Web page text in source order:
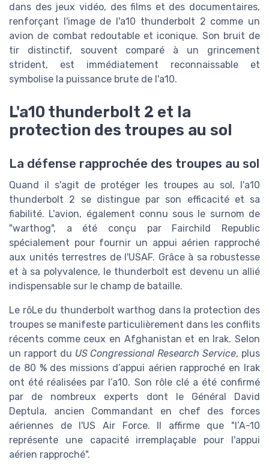
dans des jeux vidéo, des films et des documentaires,
renforçant l'image de l'a10 thunderbolt 2 comme un
avion de combat redoutable et iconique. Son bruit de
tir distinctif, souvent comparé à un grincement
strident, est immédiatement reconnaissable et
symbolise la puissance brute de l'a10.
L'a10 thunderbolt 2 et la
protection des troupes au sol
La défense rapprochée des troupes au sol
Quand il s'agit de protéger les troupes au sol, l'a10
thunderbolt 2 se distingue par son efficacité et sa
fiabilité. L'avion, également connu sous le surnom de
"warthog", a été conçu par Fairchild Republic
spécialement pour fournir un appui aérien rapproché
aux unités terrestres de l'USAF. Grâce à sa robustesse
et à sa polyvalence, le thunderbolt est devenu un allié
indispensable sur le champ de bataille.
Le rôLe du thunderbolt warthog dans la protection des
troupes se manifeste particulièrement dans les conflits
récents comme ceux en Afghanistan et en Irak. Selon
un rapport du US Congressional Research Service, plus
de 80 % des missions d’appui aérien rapproché en Irak
ont été réalisées par l’a10. Son rôle clé a été confirmé
par de nombreux experts dont le Général David
Deptula, ancien Commandant en chef des forces
aériennes de l'US Air Force. Il affirme que "l’A-10
représente une capacité irremplaçable pour l'appui
aérien rapproché".